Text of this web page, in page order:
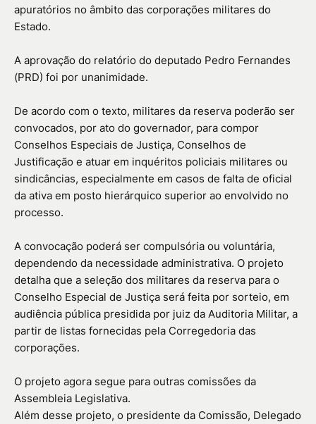
apuratórios no âmbito das corporações militares do
Estado.
A aprovação do relatório do deputado Pedro Fernandes
(PRD) foi por unanimidade.
De acordo com o texto, militares da reserva poderão ser
convocados, por ato do governador, para compor
Conselhos Especiais de Justiça, Conselhos de
Justificação e atuar em inquéritos policiais militares ou
sindicâncias, especialmente em casos de falta de oficial
da ativa em posto hierárquico superior ao envolvido no
processo.
A convocação poderá ser compulsória ou voluntária,
dependendo da necessidade administrativa. O projeto
detalha que a seleção dos militares da reserva para o
Conselho Especial de Justiça será feita por sorteio, em
audiência pública presidida por juiz da Auditoria Militar, a
partir de listas fornecidas pela Corregedoria das
corporações.
O projeto agora segue para outras comissões da
Assembleia Legislativa.
Além desse projeto, o presidente da Comissão, Delegado